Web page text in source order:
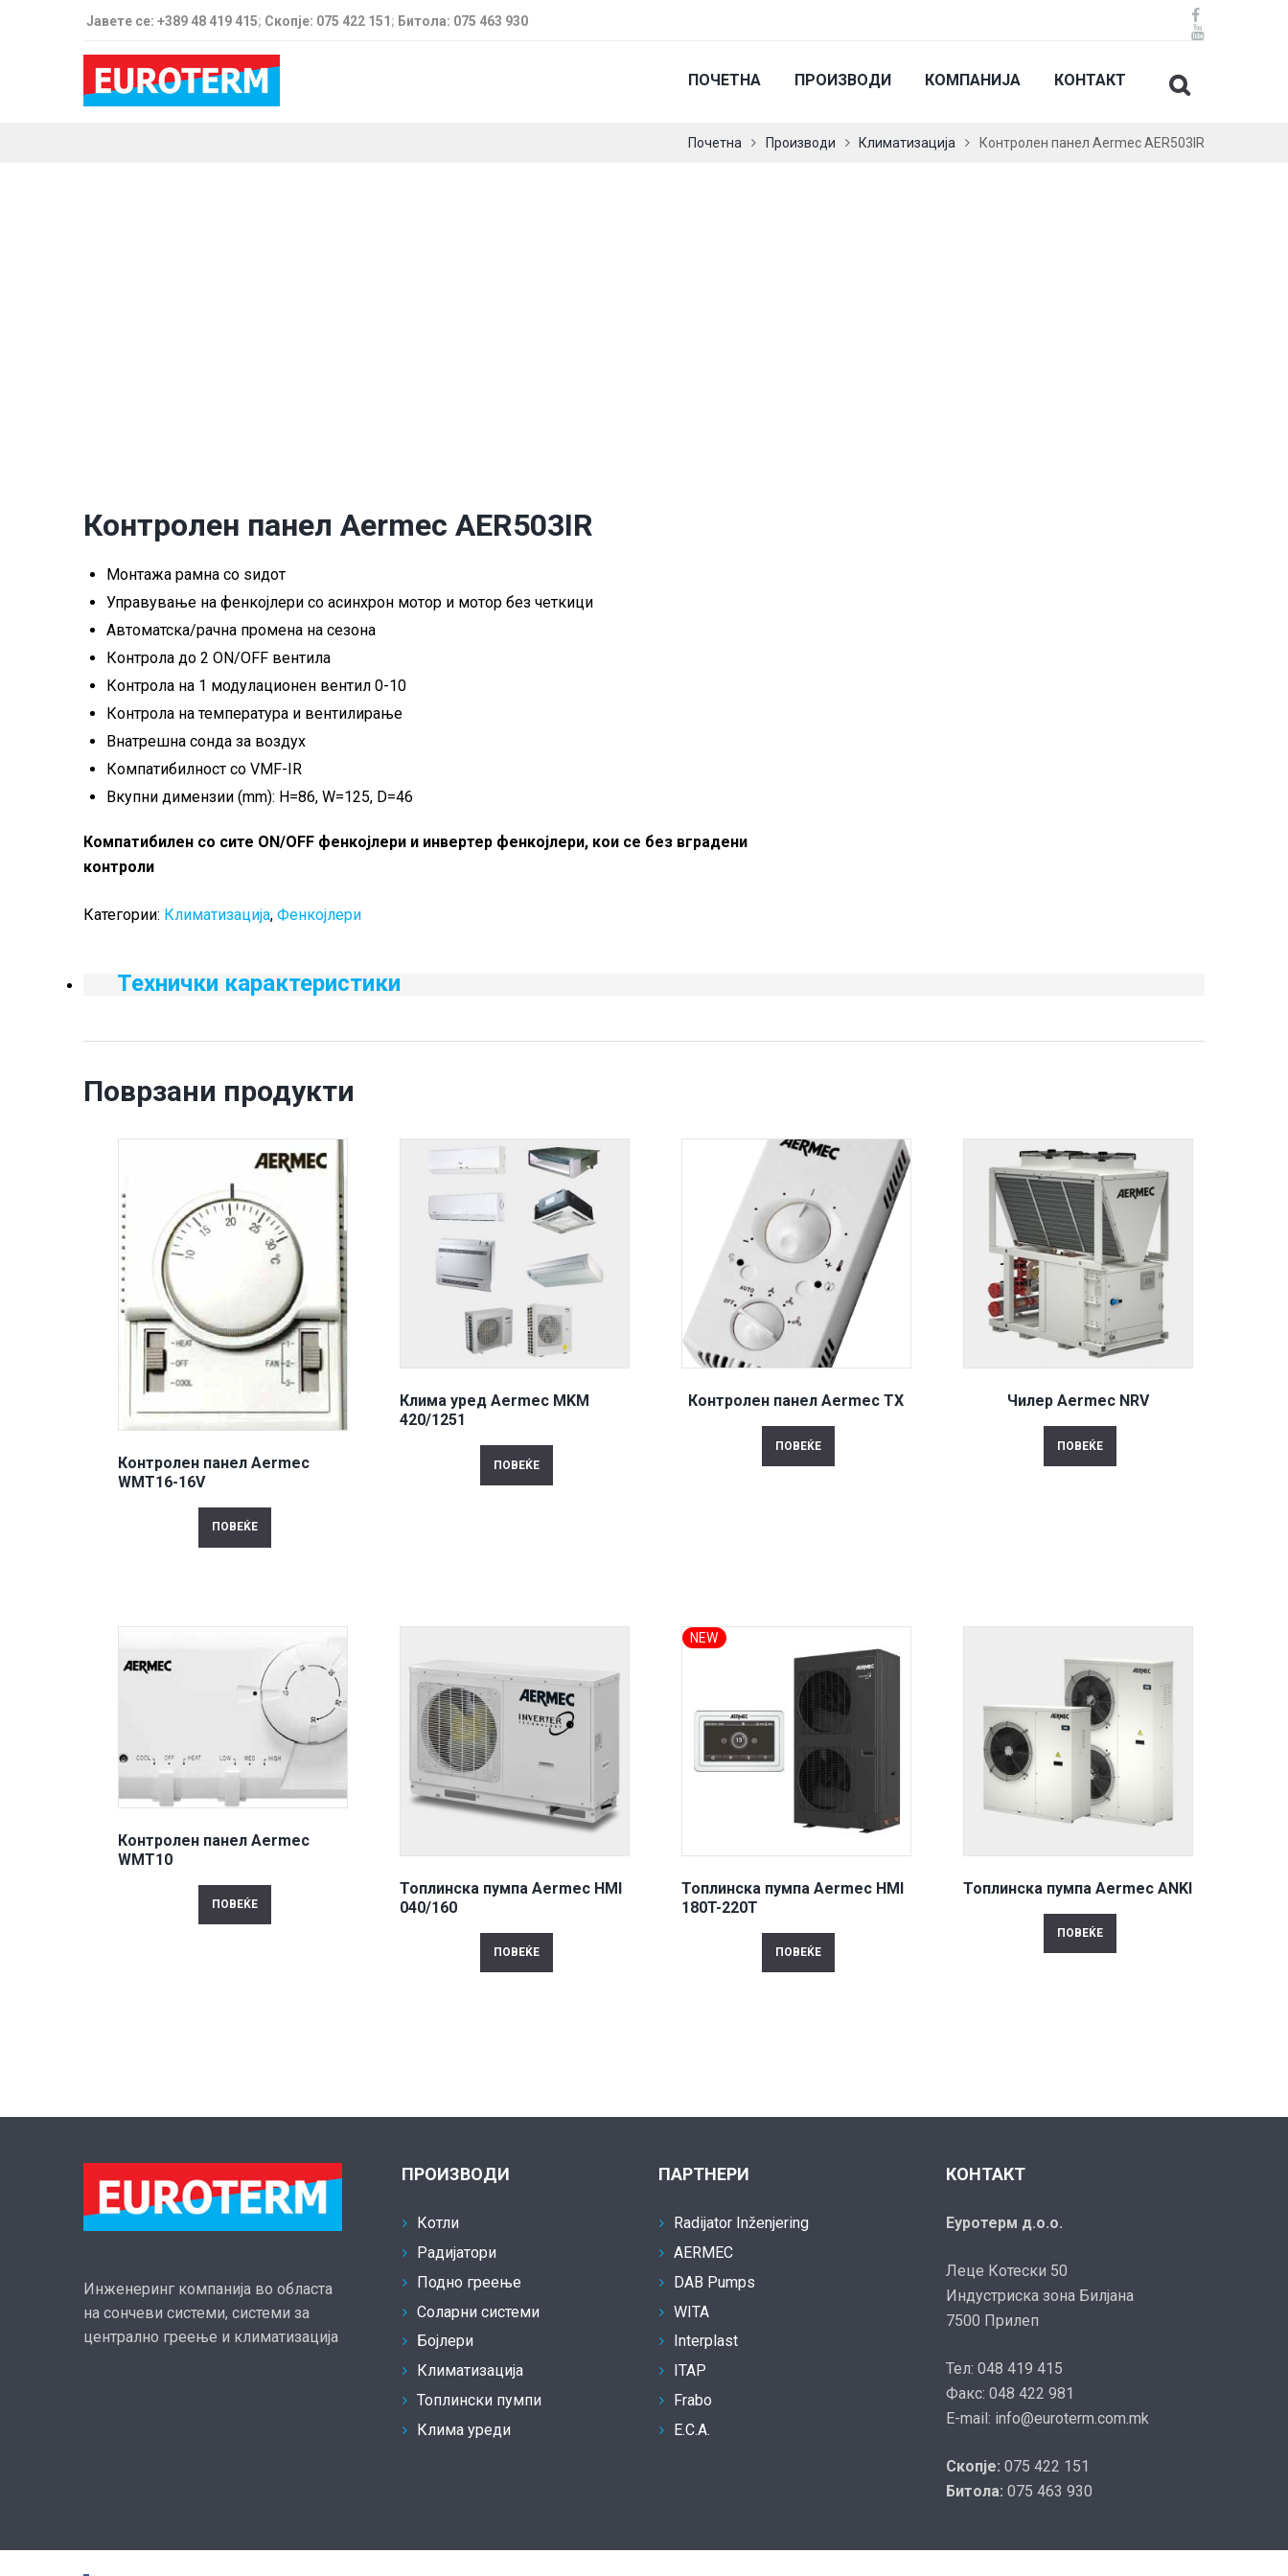
Јавете се: +389 48 419 415; Скопје: 075 422 151 ; Битола: 075 463 930
ПОЧЕТНА ПРОИЗВОДИ КОМПАНИЈА КОНТАКТ
Почетна Производи Климатизација Контролен панел Aermec AER503IR
Контролен панел Aermec AER503IR
Монтажа рамна со ѕидот
Управување на фенкојлери со асинхрон мотор и мотор без четкици
Автоматска/рачна промена на сезона
Контрола до 2 ON/OFF вентила
Контрола на 1 модулационен вентил 0-10
Контрола на температура и вентилирање
Внатрешна сонда за воздух
Компатибилност со VMF-IR
Вкупни димензии (mm): H=86, W=125, D=46
Компатибилен со сите ON/OFF фенкојлери и инвертер фенкојлери, кои се без вградени
контроли
Категории: Климатизација, Фенкојлери
Технички карактеристики
Поврзани продукти
Контролен панел Aermec
WMT16-16V
ПОВЕЌЕ
Клима уред Aermec MKM
420/1251
ПОВЕЌЕ
Контролен панел Aermec TX
ПОВЕЌЕ
Чилер Aermec NRV
ПОВЕЌЕ
Контролен панел Aermec
WMT10
ПОВЕЌЕ
Топлинска пумпа Aermec HMI
040/160
ПОВЕЌЕ
NEW
Топлинска пумпа Aermec HMI
180T-220T
ПОВЕЌЕ
Топлинска пумпа Aermec ANKI
ПОВЕЌЕ
Инженеринг компанија во областа
на сончеви системи, системи за
централно греење и климатизација
ПРОИЗВОДИ
Котли
Радијатори
Подно греење
Соларни системи
Бојлери
Климатизација
Топлински пумпи
Клима уреди
ПАРТНЕРИ
Radijator Inženjering
AERMEC
DAB Pumps
WITA
Interplast
ITAP
Frabo
E.C.A.
КОНТАКТ
Еуротерм д.о.о.
Леце Котески 50
Индустриска зона Билјана
7500 Прилеп
Тел: 048 419 415
Факс: 048 422 981
E-mail: info@euroterm.com.mk
Скопје: 075 422 151
Битола: 075 463 930